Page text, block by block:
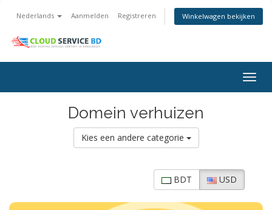
Nederlands Aanmelden Registreren Winkelwagen bekijken
Domein verhuizen
Kies een andere categorie
BDT USD